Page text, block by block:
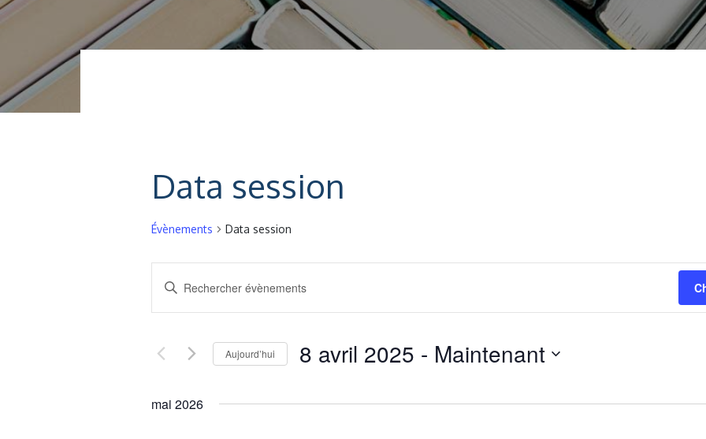
Data session
Évènements Data session
Recherche
et
navigation
de
vues
Saisir
Évènements
clé.
Aujourd’hui 8 avril 2025 - Maintenant
mai 2026